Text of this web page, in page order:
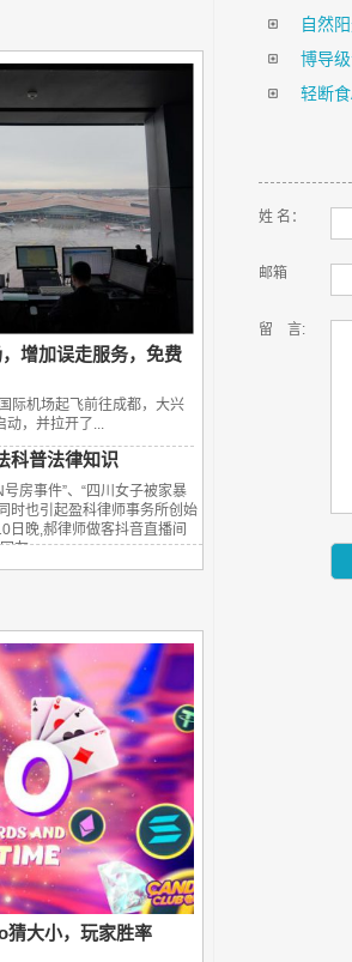
增加误走服务，免费
际机场起飞前往成都，大兴
动，并拉开了...
科普法律知识
房事件”、“四川女子被家暴
时也引起盈科律师事务所创始
日晚,郝律师做客抖音直播间
友...
大小，玩家胜率
自然
博导
轻断
姓 名：
邮箱
留 言: